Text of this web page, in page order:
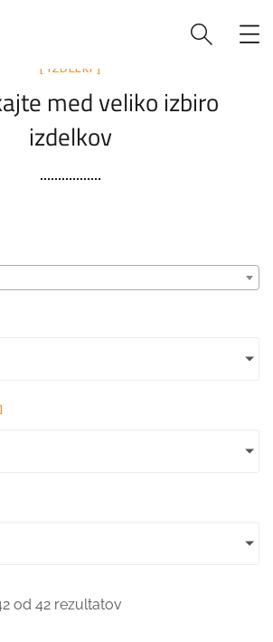
[ IZDELKI ]
med veliko izbiro
izdelkov
od 42 rezultatov